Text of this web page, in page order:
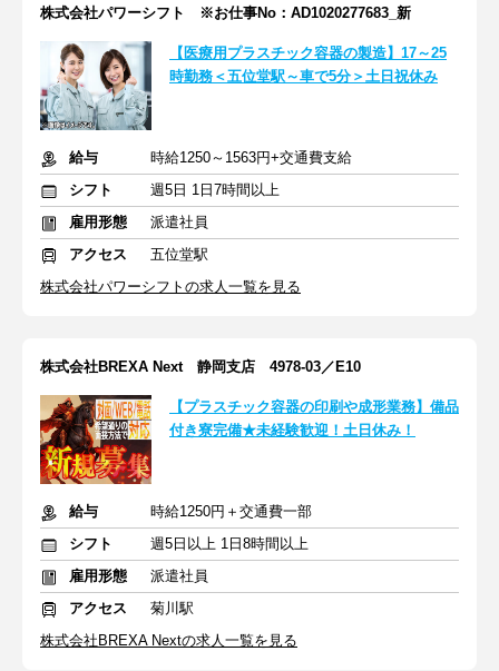
株式会社パワーシフト ※お仕事No：AD1020277683_新
【医療用プラスチック容器の製造】17～25
時勤務＜五位堂駅～車で5分＞土日祝休み
給与
時給1250～1563円+交通費支給
シフト
週5日 1日7時間以上
雇用形態
派遣社員
アクセス
五位堂駅
株式会社パワーシフトの求人一覧を見る
株式会社BREXA Next 静岡支店 4978-03／E10
【プラスチック容器の印刷や成形業務】備品
付き寮完備★未経験歓迎！土日休み！
給与
時給1250円＋交通費一部
シフト
週5日以上 1日8時間以上
雇用形態
派遣社員
アクセス
菊川駅
株式会社BREXA Nextの求人一覧を見る